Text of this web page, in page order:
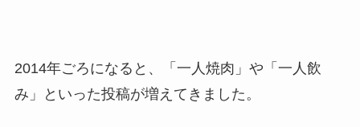
2014年ごろになると、「一人焼肉」や「一人飲
み」といった投稿が増えてきました。